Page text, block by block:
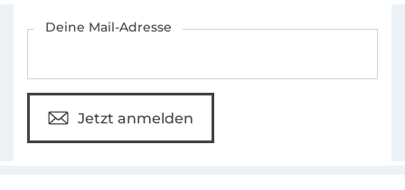
Deine Mail-Adresse
Jetzt anmelden